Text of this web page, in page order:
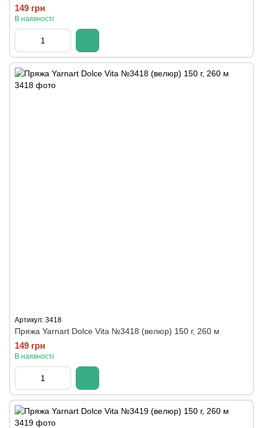
149 грн
В наявності
Артикул: 3418
Пряжа Yarnart Dolce Vita №3418 (велюр) 150 г, 260 м
149 грн
В наявності